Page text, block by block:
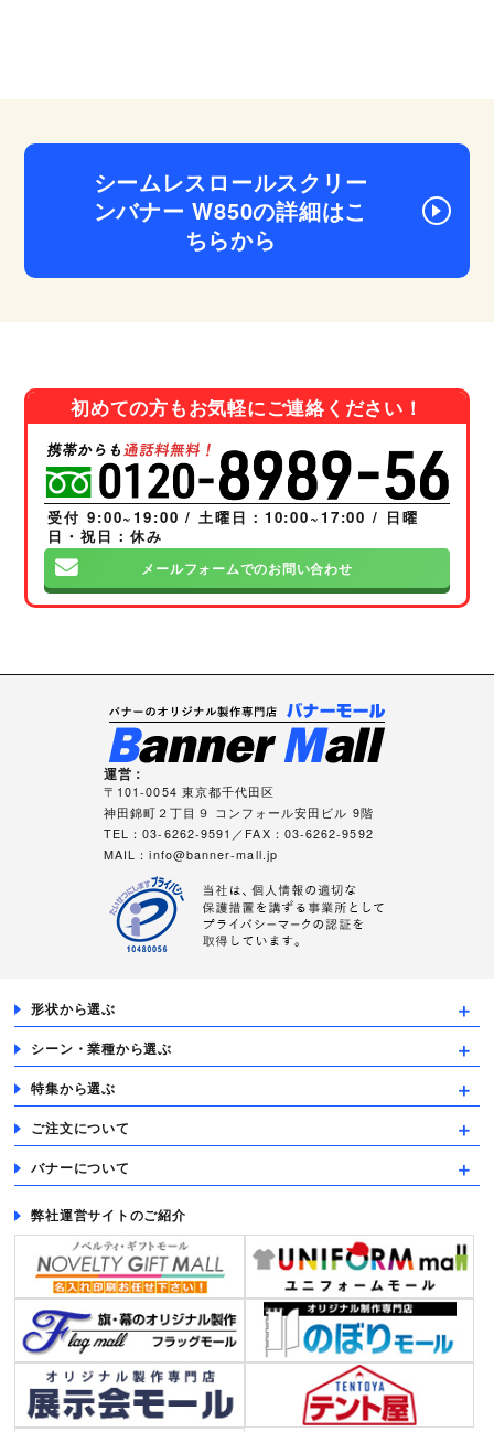
シームレスロールスクリー
ンバナー W850の詳細はこ
ちらから
初めての方もお気軽にご連絡ください！
メールフォームでのお問い合わせ
受付 9:00~19:00 / 土曜日：10:00~17:00 / 日曜
日・祝日：休み
運営：
〒101-0054 東京都千代田区
神田錦町２丁目９ コンフォール安田ビル 9階
TEL：03-6262-9591／FAX：03-6262-9592
MAIL：info@banner-mall.jp
形状から選ぶ
シーン・業種から選ぶ
特集から選ぶ
ご注文について
バナーについて
弊社運営サイトのご紹介